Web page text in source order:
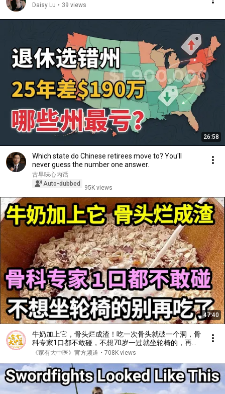
Daisy Lu • 39 views
26:58
Which state do Chinese retirees move to? You'll
never guess the number one answer.
古早味心内话
Auto-dubbed
95K views
47:40
牛奶加上它，骨头烂成渣！吃一次骨头就破一个洞，骨
科专家1口都不敢碰，不想70岁一过就坐轮椅的，再喜
欢都要忌口！【家庭大医生】
《家有大中医》官方频道 • 708K views